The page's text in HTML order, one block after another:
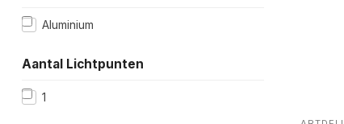
Aluminium
Aantal Lichtpunten
1